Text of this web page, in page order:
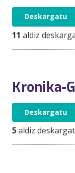
Deskargatu
11 aldiz
Kronika-
Deskargatu
5aldiz